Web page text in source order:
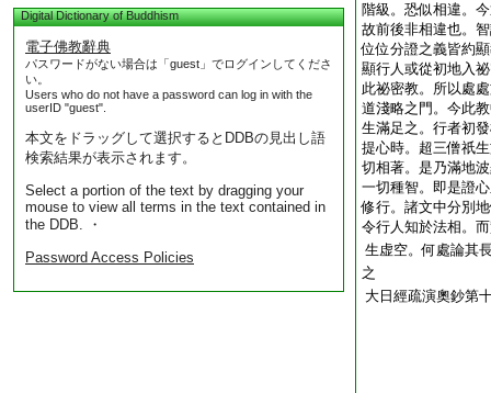
Digital Dictionary of Buddhism
電子佛教辭典
パスワードがない場合は「guest」でログインしてくださ
い。
Users who do not have a password can log in with the
userID "guest".
本文をドラッグして選択するとDDBの見出し語
検索結果が表示されます。
Select a portion of the text by dragging your
mouse to view all terms in the text contained in
the DDB. ・
Password Access Policies
階級。恐似相違。
故前後非相違也。
位位分證之義皆約
顯行人或從初地入
此祕密教。所以處
道淺略之門。今此
生滿足之。行者初
提心時。超三僧祇
切相著。是乃滿地
一切種智。即是證
修行。諸文中分別
令行人知於法相。
生虚空。何處論其
之
大日經疏演奧鈔第